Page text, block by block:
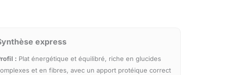
express
: Plat énergétique et équilibré, riche en glucides
et en fibres, avec un apport protéique correct